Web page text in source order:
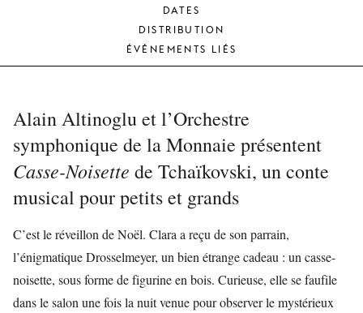
DATES
DISTRIBUTION
ÉVÉNEMENTS LIÉS
Alain Altinoglu et l’Orchestre
symphonique de la Monnaie présentent
Casse-Noisette de Tchaïkovski, un conte
musical pour petits et grands
C’est le réveillon de Noël. Clara a reçu de son parrain,
l’énigmatique Drosselmeyer, un bien étrange cadeau : un casse-
noisette, sous forme de figurine en bois. Curieuse, elle se faufile
dans le salon une fois la nuit venue pour observer le mystérieux